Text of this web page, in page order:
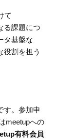
て
る課題につ
タ基盤な
役割を担う
す。参加申
meetupへの
有料会員